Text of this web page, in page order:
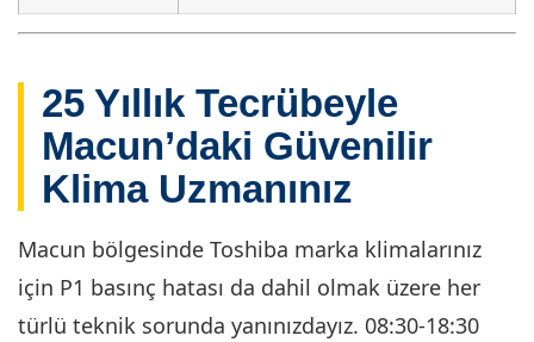
25 Yıllık Tecrübeyle
Macun’daki Güvenilir
Klima Uzmanınız
Macun bölgesinde Toshiba marka klimalarınız
için P1 basınç hatası da dahil olmak üzere her
türlü teknik sorunda yanınızdayız. 08:30-18:30